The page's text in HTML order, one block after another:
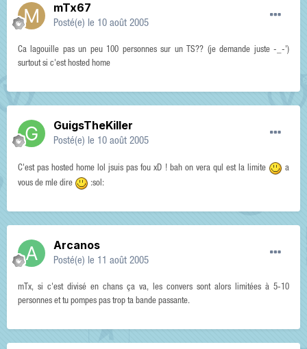
mTx67
Posté(e) le 10 août 2005
Ca lagouille pas un peu 100 personnes sur un TS?? (je demande juste -_-')
surtout si c'est hosted home
GuigsTheKiller
Posté(e) le 10 août 2005
C'est pas hosted home lol jsuis pas fou xD ! bah on vera qul est la limite
a
vous de mle dire
:sol:
Arcanos
Posté(e) le 11 août 2005
mTx, si c'est divisé en chans ça va, les convers sont alors limitées à 5-10
personnes et tu pompes pas trop ta bande passante.